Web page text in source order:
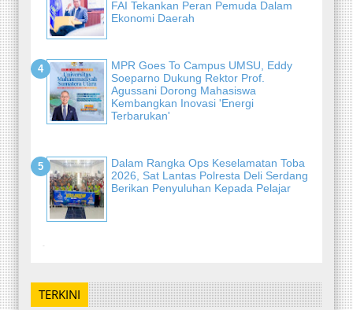
FAI Tekankan Peran Pemuda Dalam
Ekonomi Daerah
MPR Goes To Campus UMSU, Eddy
Soeparno Dukung Rektor Prof.
Agussani Dorong Mahasiswa
Kembangkan Inovasi 'Energi
Terbarukan'
Dalam Rangka Ops Keselamatan Toba
2026, Sat Lantas Polresta Deli Serdang
Berikan Penyuluhan Kepada Pelajar
-
TERKINI